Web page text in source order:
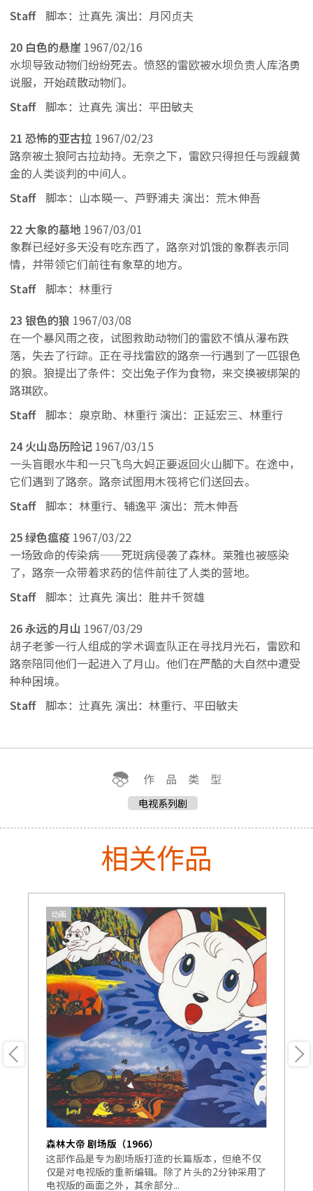
Staff
脚本：辻真先 演出：月冈贞夫
20 白色的悬崖 1967/02/16
水坝导致动物们纷纷死去。愤怒的雷欧被水坝负责人库洛勇
说服，开始疏散动物们。
Staff
脚本：辻真先 演出：平田敏夫
21 恐怖的亚古拉 1967/02/23
路奈被土狼阿古拉劫持。无奈之下，雷欧只得担任与觊觎黄
金的人类谈判的中间人。
Staff
脚本：山本暎一、芦野浦夫 演出：荒木伸吾
22 大象的墓地 1967/03/01
象群已经好多天没有吃东西了，路奈对饥饿的象群表示同
情，并带领它们前往有象草的地方。
Staff
脚本：林重行
23 银色的狼 1967/03/08
在一个暴风雨之夜，试图救助动物们的雷欧不慎从瀑布跌
落，失去了行踪。正在寻找雷欧的路奈一行遇到了一匹银色
的狼。狼提出了条件：交出兔子作为食物，来交换被绑架的
路琪欧。
Staff
脚本：泉京助、林重行 演出：正延宏三、林重行
24 火山岛历险记 1967/03/15
一头盲眼水牛和一只飞鸟大妈正要返回火山脚下。在途中，
它们遇到了路奈。路奈试图用木筏将它们送回去。
Staff
脚本：林重行、辅逸平 演出：荒木伸吾
25 绿色瘟疫 1967/03/22
一场致命的传染病——死斑病侵袭了森林。莱雅也被感染
了，路奈一众带着求药的信件前往了人类的营地。
Staff
脚本：辻真先 演出：胜井千贺雄
26 永远的月山 1967/03/29
胡子老爹一行人组成的学术调查队正在寻找月光石，雷欧和
路奈陪同他们一起进入了月山。他们在严酷的大自然中遭受
种种困境。
Staff
脚本：辻真先 演出：林重行、平田敏夫
电视系列剧
相关作品
动画
森林大帝 剧场版（1966）
这部作品是专为剧场版打造的长篇版本，但绝不仅
仅是对电视版的重新编辑。除了片头的2分钟采用了
电视版的画面之外，其余部分...